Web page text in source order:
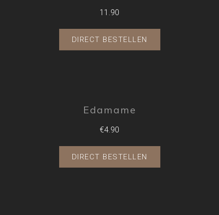
11.90
DIRECT BESTELLEN
Edamame
€4.90
DIRECT BESTELLEN